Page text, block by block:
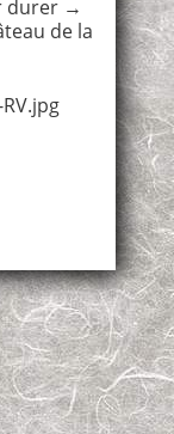
durer→
de la